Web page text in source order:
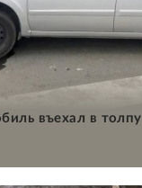
въехал в толпу